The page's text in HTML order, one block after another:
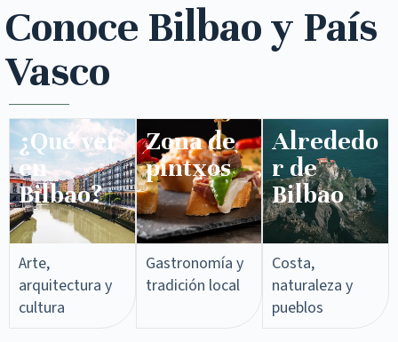
Conoce Bilbao y País
Vasco
¿Qué ver
en
Bilbao?
Arte,
arquitectura y
cultura
Zona de
pintxos​
Gastronomía y
tradición local
Alrededo
r de
Bilbao
Costa,
naturaleza y
pueblos